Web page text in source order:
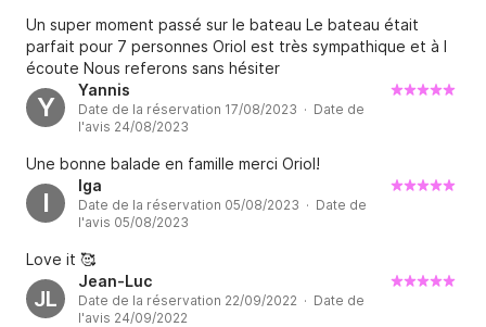
Un super moment passé sur le bateau Le bateau était
parfait pour 7 personnes Oriol est très sympathique et à l
écoute Nous referons sans hésiter
Y
Yannis
Date de la réservation 17/08/2023 · Date de
l'avis 24/08/2023
Une bonne balade en famille merci Oriol!
I
Iga
Date de la réservation 05/08/2023 · Date de
l'avis 05/08/2023
Love it 🥰
JL
Jean-Luc
Date de la réservation 22/09/2022 · Date de
l'avis 24/09/2022